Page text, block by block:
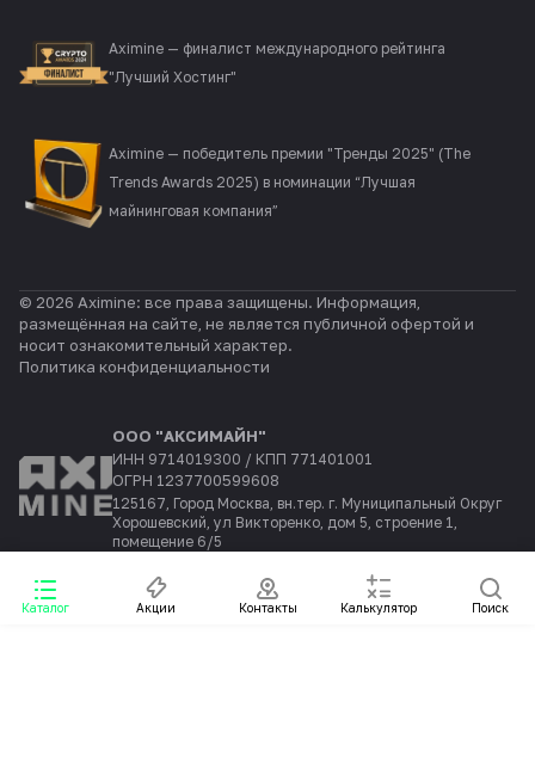
Каталог Акции Контакты Калькулятор Поиск
Aximine — финалист международного рейтинга
"Лучший Хостинг"
Aximine — победитель премии "Тренды 2025" (The
Trends Awards 2025) в номинации “Лучшая
майнинговая компания”
© 2026 Aximine: все права защищены. Информация,
размещённая на сайте, не является публичной офертой и
носит ознакомительный характер.
Политика конфиденциальности
ООО "АКСИМАЙН"
ИНН 9714019300 / КПП 771401001
ОГРН 1237700599608
125167, Город Москва, вн.тер. г. Муниципальный Округ
Хорошевский, ул Викторенко, дом 5, строение 1,
помещение 6/5